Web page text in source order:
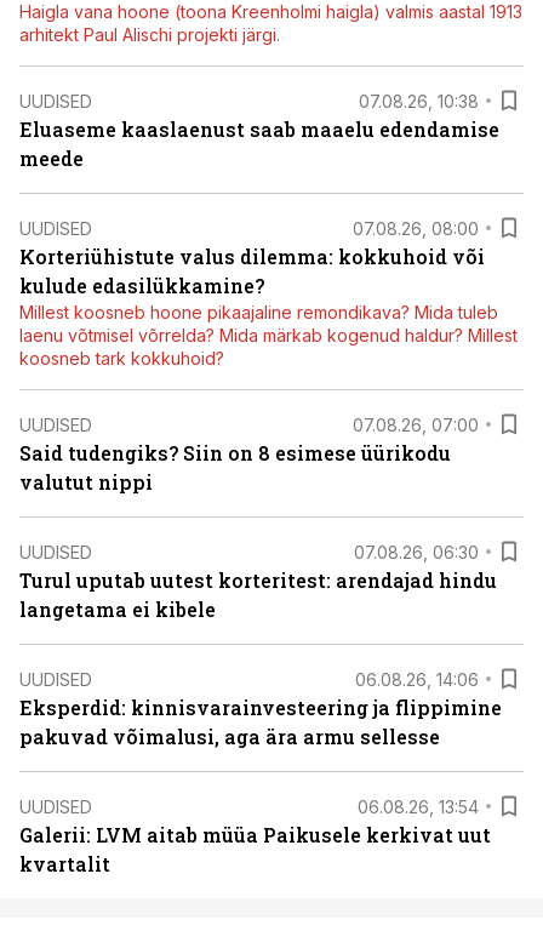
Haigla vana hoone (toona Kreenholmi haigla) valmis aastal 1913
arhitekt Paul Alischi projekti järgi.
UUDISED 07.08.26, 10:38
Eluaseme kaaslaenust saab maaelu edendamise
meede
UUDISED 07.08.26, 08:00
Korteriühistute valus dilemma: kokkuhoid või
kulude edasilükkamine?
Millest koosneb hoone pikaajaline remondikava? Mida tuleb
laenu võtmisel võrrelda? Mida märkab kogenud haldur? Millest
koosneb tark kokkuhoid?
UUDISED 07.08.26, 07:00
Said tudengiks? Siin on 8 esimese üürikodu
valutut nippi
UUDISED 07.08.26, 06:30
Turul uputab uutest korteritest: arendajad hindu
langetama ei kibele
UUDISED 06.08.26, 14:06
Eksperdid: kinnisvarainvesteering ja flippimine
pakuvad võimalusi, aga ära armu sellesse
UUDISED 06.08.26, 13:54
Galerii: LVM aitab müüa Paikusele kerkivat uut
kvartalit